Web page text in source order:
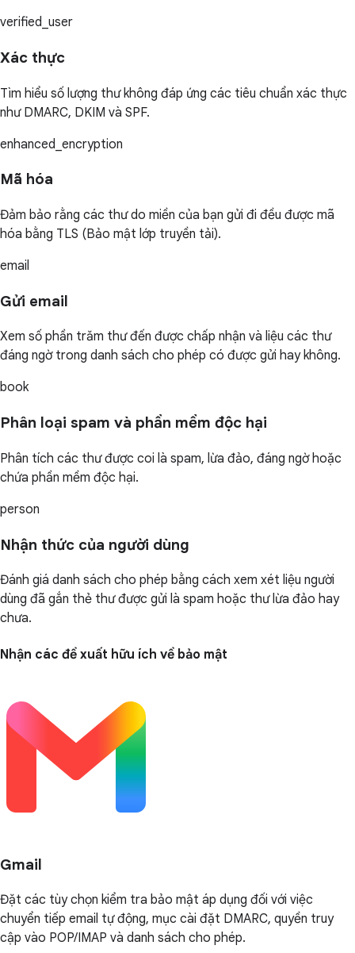
verified_user
Xác thực
Tìm hiểu số lượng thư không đáp ứng các tiêu chuẩn xác thực
như DMARC, DKIM và SPF.
enhanced_encryption
Mã hóa
Đảm bảo rằng các thư do miền của bạn gửi đi đều được mã
hóa bằng TLS (Bảo mật lớp truyền tải).
email
Gửi email
Xem số phần trăm thư đến được chấp nhận và liệu các thư
đáng ngờ trong danh sách cho phép có được gửi hay không.
book
Phân loại spam và phần mềm độc hại
Phân tích các thư được coi là spam, lừa đảo, đáng ngờ hoặc
chứa phần mềm độc hại.
person
Nhận thức của người dùng
Đánh giá danh sách cho phép bằng cách xem xét liệu người
dùng đã gắn thẻ thư được gửi là spam hoặc thư lừa đảo hay
chưa.
Nhận các đề xuất hữu ích về bảo mật
Gmail
Đặt các tùy chọn kiểm tra bảo mật áp dụng đối với việc
chuyển tiếp email tự động, mục cài đặt DMARC, quyền truy
cập vào POP/IMAP và danh sách cho phép.